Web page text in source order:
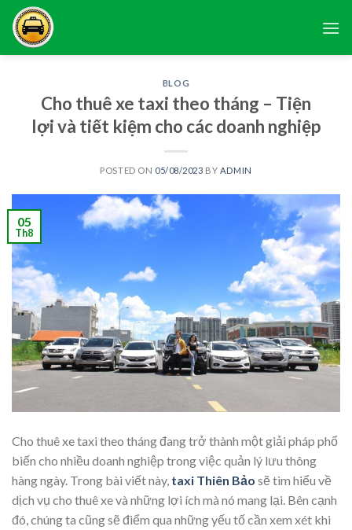
Skip
content
BLOG
Cho thuê xe taxi theo tháng – Tiện
lợi và tiết kiệm cho các doanh nghiệp
POSTED ON 05/08/2023 BY ADMIN
05
Th8
Cho thuê xe taxi theo tháng đang trở thành một giải pháp phổ
biến cho nhiều doanh nghiệp trong việc quản lý lưu thông
hàng ngày. Trong bài viết này, taxi Thiên Bảo sẽ tìm hiểu về
dịch vụ cho thuê xe và những lợi ích mà nó mang lại. Bên cạnh
đó, chúng ta cũng sẽ điểm qua những yếu tố cần xem xét khi